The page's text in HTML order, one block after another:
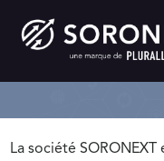
La société